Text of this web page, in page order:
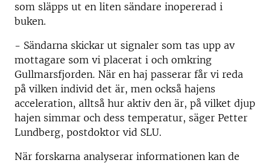
som släpps ut en liten sändare inopererad i
buken.
- Sändarna skickar ut signaler som tas upp av
mottagare som vi placerat i och omkring
Gullmarsfjorden. När en haj passerar får vi reda
på vilken individ det är, men också hajens
acceleration, alltså hur aktiv den är, på vilket djup
hajen simmar och dess temperatur, säger Petter
Lundberg, postdoktor vid SLU.
När forskarna analyserar informationen kan de